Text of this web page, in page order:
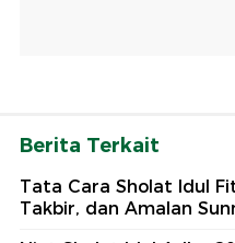
Berita Terkait
Tata Cara Sholat Idul
Takbir, dan Amalan